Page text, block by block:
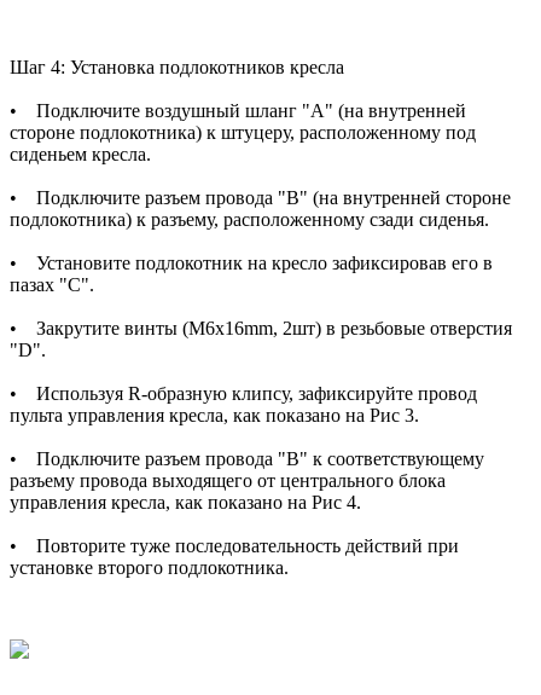
Шаг 4: Установка подлокотников кресла
• Подключите воздушный шланг "А" (на внутренней
стороне подлокотника) к штуцеру, расположенному под
сиденьем кресла.
• Подключите разъем провода "В" (на внутренней стороне
подлокотника) к разъему, расположенному сзади сиденья.
• Установите подлокотник на кресло зафиксировав его в
пазах "С".
• Закрутите винты (М6х16mm, 2шт) в резьбовые отверстия
"D".
• Используя R-образную клипсу, зафиксируйте провод
пульта управления кресла, как показано на Рис 3.
• Подключите разъем провода "В" к соответствующему
разъему провода выходящего от центрального блока
управления кресла, как показано на Рис 4.
• Повторите туже последовательность действий при
установке второго подлокотника.